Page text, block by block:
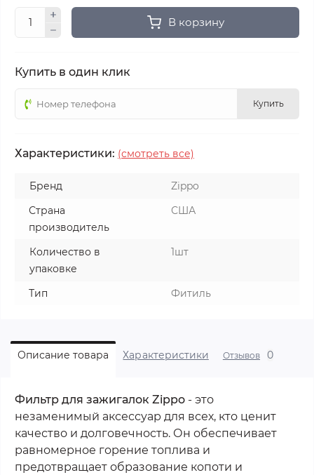
В корзину
Купить в один клик
Купить
Характеристики: (смотреть все)
Бренд
Zippo
Страна
производитель
США
Количество в
упаковке
1шт
Тип Фитиль
Описание товара Характеристики Отзывов 0
Фильтр для зажигалок Zippo - это
незаменимый аксессуар для всех, кто ценит
качество и долговечность. Он обеспечивает
равномерное горение топлива и
предотвращает образование копоти и